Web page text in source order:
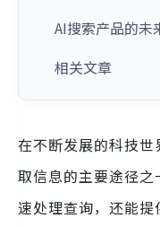
AI搜索产品的未
相关文章
在不断发展的科技世
取信息的主要途径
速处理查询，还能